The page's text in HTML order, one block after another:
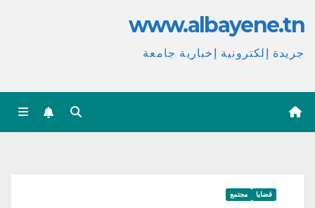
www.albayene.tn
جريدة إلكترونية إخبارية جامعة
قضايا مجتمع